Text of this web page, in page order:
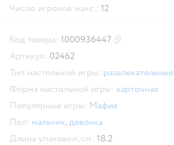
Число игроков макс.: 12
Код товара: 1000936447
Артикул: 02462
Тип настольной игры: развлекательные
Форма настольной игры: карточная
Популярные игры: Мафия
Пол: мальчик,девочка
Длина упаковки, см: 18.2